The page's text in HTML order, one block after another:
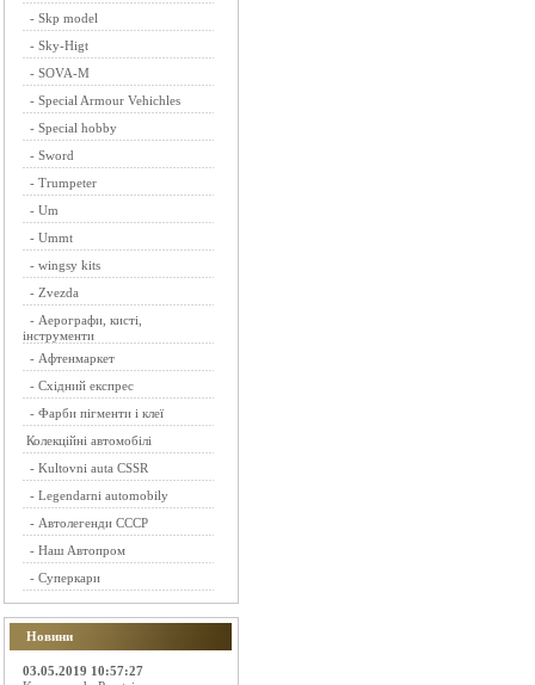
- Skp model
- Sky-Higt
- SOVA-M
- Special Armour Vehichles
- Special hobby
- Sword
- Trumpeter
- Um
- Ummt
- wingsy kits
- Zvezda
- Аерографи, кисті,
інструменти
- Афтенмаркет
- Східний експрес
- Фарби пігменти і клеї
Колекційні автомобілі
- Kultovni auta CSSR
- Legendarni automobily
- Автолегенди СССР
- Наш Автопром
- Суперкари
Новини
03.05.2019 10:57:27